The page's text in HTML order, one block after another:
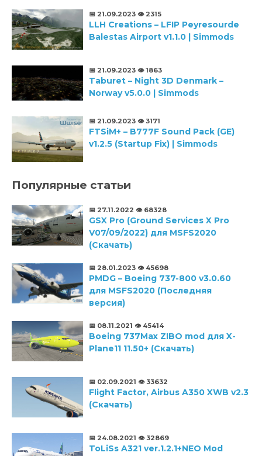
📅 21.09.2023 👁️ 2315
LLH Creations – LFIP Peyresourde
Balestas Airport v1.1.0 | Simmods
📅 21.09.2023 👁️ 1863
Taburet – Night 3D Denmark –
Norway v5.0.0 | Simmods
📅 21.09.2023 👁️ 3171
FTSiM+ – B777F Sound Pack (GE)
v1.2.5 (Startup Fix) | Simmods
Популярные статьи
📅 27.11.2022 👁️ 68328
GSX Pro (Ground Services X Pro
V07/09/2022) для MSFS2020
(Скачать)
📅 28.01.2023 👁️ 45698
PMDG – Boeing 737-800 v3.0.60
для MSFS2020 (Последняя
версия)
📅 08.11.2021 👁️ 45414
Boeing 737Max ZIBO mod для X-
Plane11 11.50+ (Скачать)
📅 02.09.2021 👁️ 33632
Flight Factor, Airbus A350 XWB v2.3
(Скачать)
📅 24.08.2021 👁️ 32869
ToLiSs A321 ver.1.2.1+NEO Mod